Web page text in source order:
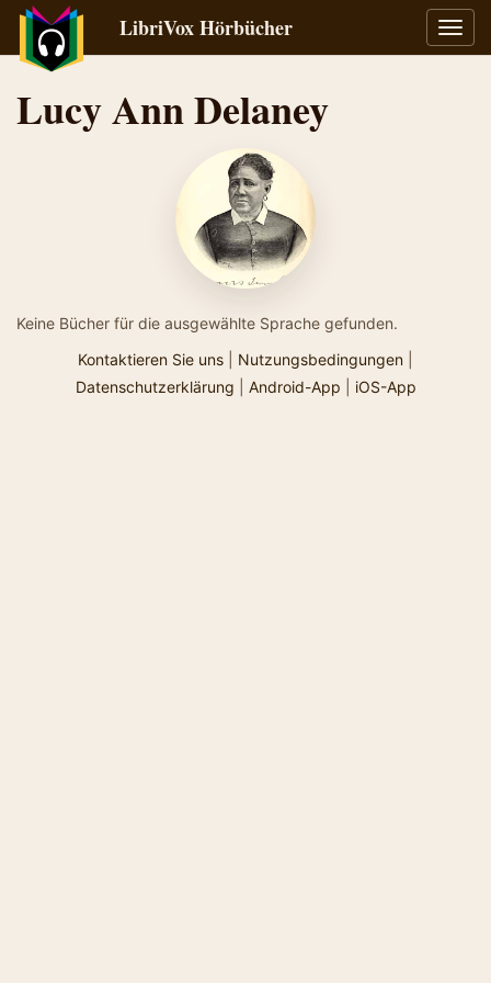
LibriVox Hörbücher
Lucy Ann Delaney
Keine Bücher für die ausgewählte Sprache gefunden.
Kontaktieren Sie uns
Nutzungsbedingungen
Datenschutzerklärung
Android-App iOS-App